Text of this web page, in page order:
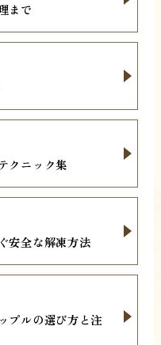
まで
クニック集
安全な解凍方法
プルの選び方と注